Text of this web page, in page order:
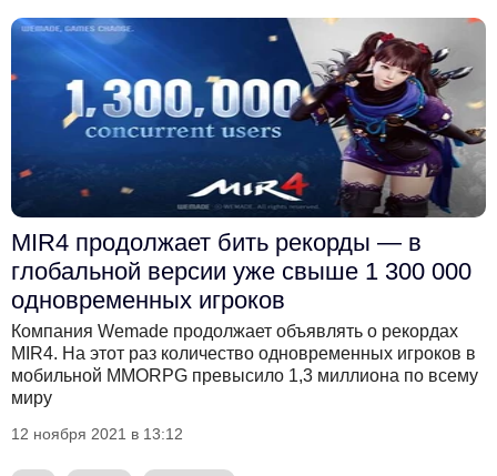
MIR4 продолжает бить рекорды — в
глобальной версии уже свыше 1 300 000
одновременных игроков
Компания Wemade продолжает объявлять о рекордах
MIR4. На этот раз количество одновременных игроков в
мобильной MMORPG превысило 1,3 миллиона по всему
миру
12 ноября 2021 в 13:12